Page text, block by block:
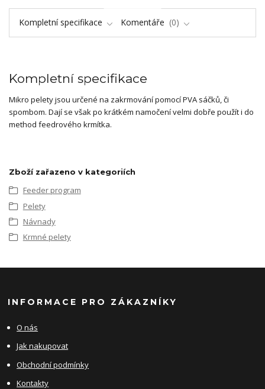
Kompletní specifikace Komentáře 0
Kompletní specifikace
Mikro pelety jsou určené na zakrmování pomocí PVA sáčků, či
spombom. Dají se však po krátkém namočení velmi dobře použít i do
method feedrového krmítka.
Zboží zařazeno v kategoriích
Feeder program
Pelety
Návnady
Krmné pelety
INFORMACE PRO ZÁKAZNÍKY
O nás
Jak nakupovat
Obchodní podmínky
Kontakty